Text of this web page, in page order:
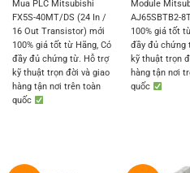
was:
7.236.000 ₫.
is:
6.365.000 ₫.
Mua PLC Mitsubishi
FX5S-40MT/DS (24 In /
16 Out Transistor) mới
100% giá tốt từ Hãng, Có
đầy đủ chứng từ. Hỗ trợ
kỹ thuật trọn đời và giao
hàng tận nơi trên toàn
quốc
2.271.240
Module
AJ65SBTB2-
100% giá tốt
đầy đủ chứng
kỹ thuật trọn
hàng tận nơi
quốc